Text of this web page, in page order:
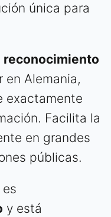
única para
reconocimiento
en Alemania,
exactamente
Facilita la
en grandes
públicas.
y está